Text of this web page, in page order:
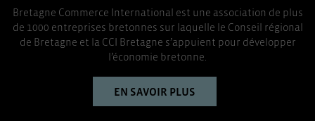
Bretagne Commerce International est une association de plus
de 1000 entreprises bretonnes sur laquelle le Conseil régional
de Bretagne et la CCI Bretagne s’appuient pour développer
l’économie bretonne.
EN SAVOIR PLUS